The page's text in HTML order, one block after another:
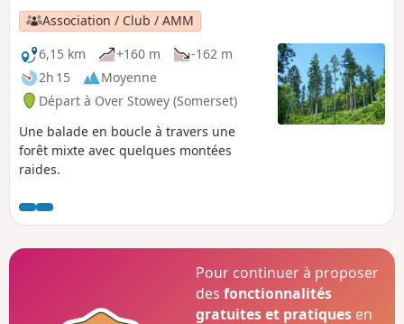
Association / Club / AMM
6,15 km
+160 m
-162 m
2h 15
Moyenne
Départ à Over Stowey (Somerset)
Une balade en boucle à travers une
forêt mixte avec quelques montées
raides.
Pour continuer à proposer
desfonctionnalités
gratuites et pratiques en